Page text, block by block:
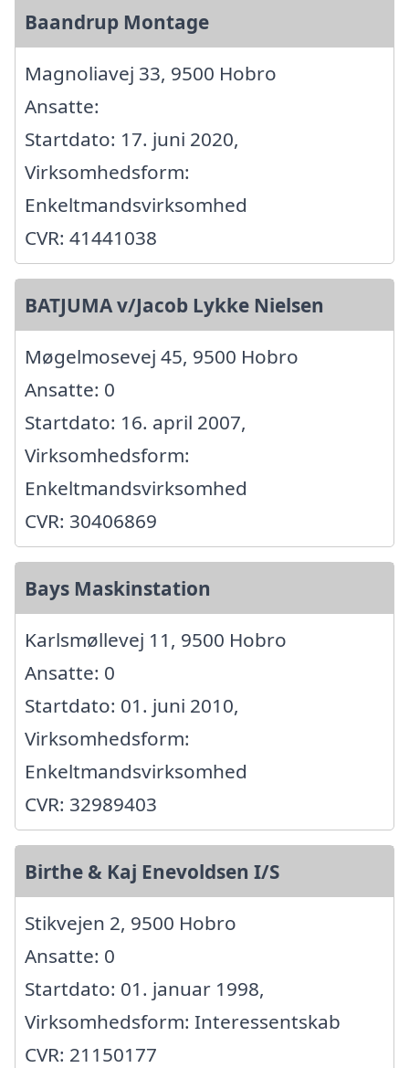
Baandrup Montage
Magnoliavej 33, 9500 Hobro
Ansatte:
Startdato: 17. juni 2020,
Virksomhedsform:
Enkeltmandsvirksomhed
CVR: 41441038
BATJUMA v/Jacob Lykke Nielsen
Møgelmosevej 45, 9500 Hobro
Ansatte: 0
Startdato: 16. april 2007,
Virksomhedsform:
Enkeltmandsvirksomhed
CVR: 30406869
Bays Maskinstation
Karlsmøllevej 11, 9500 Hobro
Ansatte: 0
Startdato: 01. juni 2010,
Virksomhedsform:
Enkeltmandsvirksomhed
CVR: 32989403
Birthe & Kaj Enevoldsen I/S
Stikvejen 2, 9500 Hobro
Ansatte: 0
Startdato: 01. januar 1998,
Virksomhedsform: Interessentskab
CVR: 21150177